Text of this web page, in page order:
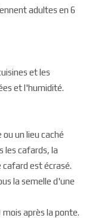
adultes en 6
et les
et l'humidité.
un lieu caché
les cafards, la
est écrasé.
la semelle d'une
après la ponte.